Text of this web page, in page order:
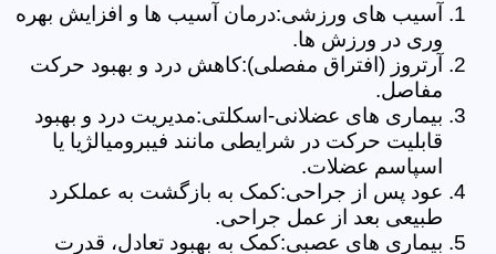
آسیب های ورزشی:درمان آسیب ها و افزایش بهره
وری در ورزش ها.
آرتروز (افتراق مفصلی):کاهش درد و بهبود حرکت
مفاصل.
بیماری های عضلانی-اسکلتی:مدیریت درد و بهبود
قابلیت حرکت در شرایطی مانند فیبرومیالژیا یا
اسپاسم عضلات.
عود پس از جراحی:کمک به بازگشت به عملکرد
طبیعی بعد از عمل جراحی.
بیماری های عصبی:کمک به بهبود تعادل، قدرت